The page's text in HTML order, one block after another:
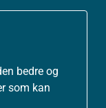
bedre og
som kan